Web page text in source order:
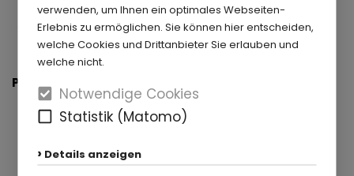
verwenden, um Ihnen ein optimales Webseiten-
Erlebnis zu ermöglichen. Sie können hier entscheiden,
welche Cookies und Drittanbieter Sie erlauben und
welche nicht.
Notwendige Cookies
Statistik (Matomo)
Details anzeigen
Zahnfläche.
Ihr Kind führt nach derKAI-Reihenfolge
Zahnbürste von Zahn zu Zahn
Putzbewegungen
Schallzahnbürste